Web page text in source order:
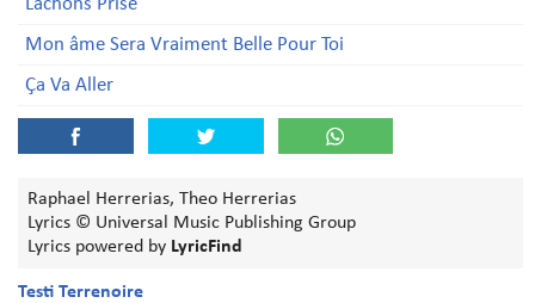
Lâchons Prise
Mon âme Sera Vraiment Belle Pour Toi
Ça Va Aller
Raphael Herrerias, Theo Herrerias
Lyrics © Universal Music Publishing Group
Lyrics powered by LyricFind
Testi Terrenoire